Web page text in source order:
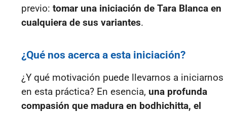
previo: tomar una iniciación de Tara Blanca en
cualquiera de sus variantes.
¿Qué nos acerca a esta iniciación?
¿Y qué motivación puede llevarnos a iniciarnos
en esta práctica? En esencia, una profunda
compasión que madura en bodhichitta, el